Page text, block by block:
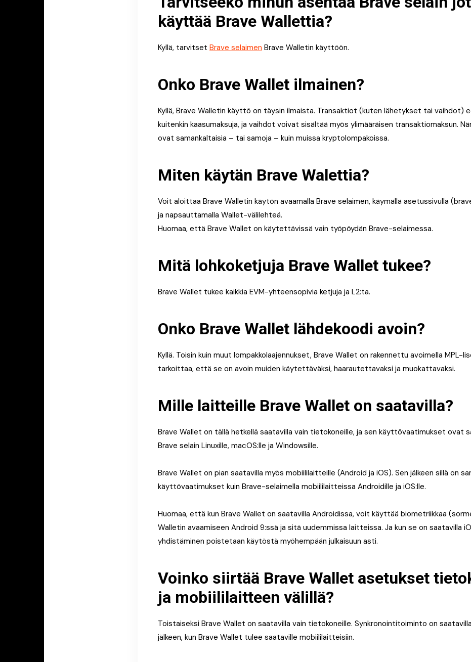
käyttää Brave Wallettia?
Kyllä, tarvitset Brave selaimen Brave Walletin käyttöön.
Onko Brave Wallet ilmainen?
Kyllä, Brave Walletin käyttö on täysin ilmaista. Transaktiot (kuten lähetykset tai vaihdot)
kuitenkin kaasumaksuja, ja vaihdot voivat sisältää myös ylimääräisen transaktiomaksun.
ovat samankaltaisia – tai samoja – kuin muissa kryptolompakoissa.
Miten käytän Brave Walettia?
Voit aloittaa Brave Walletin käytön avaamalla Brave selaimen, käymällä asetussivulla
ja napsauttamalla Wallet-välilehteä.
Huomaa, että Brave Wallet on käytettävissä vain työpöydän Brave-selaimessa.
Mitä lohkoketjuja Brave Wallet tukee?
Brave Wallet tukee kaikkia EVM-yhteensopivia ketjuja ja L2:ta.
Onko Brave Wallet lähdekoodi avoin?
Kyllä. Toisin kuin muut lompakkolaajennukset, Brave Wallet on rakennettu avoimella MPL-
tarkoittaa, että se on avoin muiden käytettäväksi, haarautettavaksi ja muokattavaksi.
Mille laitteille Brave Wallet on saatavilla?
Brave Wallet on tällä hetkellä saatavilla vain tietokoneille, ja sen käyttövaatimukset ovat
Brave selain Linuxille, macOS:lle ja Windowsille.
Brave Wallet on pian saatavilla myös mobiililaitteille (Android ja iOS). Sen jälkeen sillä on
käyttövaatimukset kuin Brave-selaimella mobiililaitteissa Androidille ja iOS:lle.
Huomaa, että kun Brave Wallet on saatavilla Androidissa, voit käyttää biometriikkaa
Walletin avaamiseen Android 9:ssä ja sitä uudemmissa laitteissa. Ja kun se on saatavilla
yhdistäminen poistetaan käytöstä myöhempään julkaisuun asti.
Voinko siirtää Brave Wallet asetukset
ja mobiililaitteen välillä?
Toistaiseksi Brave Wallet on saatavilla vain tietokoneille. Synkronointitoiminto on
jälkeen, kun Brave Wallet tulee saataville mobiililaitteisiin.